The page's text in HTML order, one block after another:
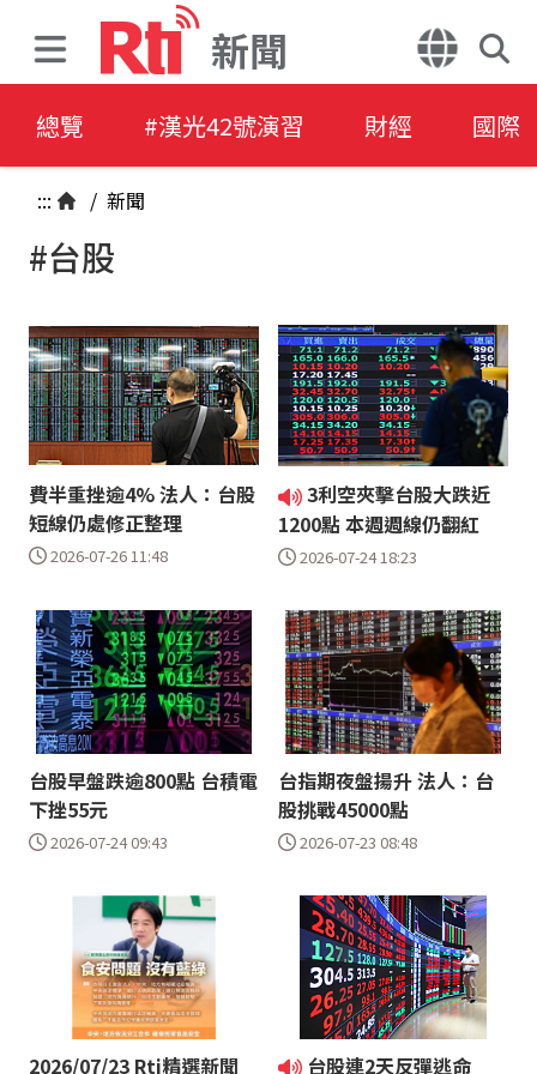
新聞
總覽 #漢光42號演習 財經 國際
::: / 新聞
#台股
費半重挫逾4% 法人：台股
短線仍處修正整理
2026-07-26 11:48
3利空夾擊台股大跌近
1200點 本週週線仍翻紅
2026-07-24 18:23
台股早盤跌逾800點 台積電
下挫55元
2026-07-24 09:43
台指期夜盤揚升 法人：台
股挑戰45000點
2026-07-23 08:48
2026/07/23 Rti精選新聞 台股連2天反彈逃命